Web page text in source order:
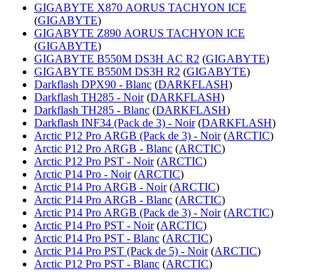
GIGABYTE X870 AORUS TACHYON ICE
(GIGABYTE)
GIGABYTE Z890 AORUS TACHYON ICE
(GIGABYTE)
GIGABYTE B550M DS3H AC R2 (GIGABYTE)
GIGABYTE B550M DS3H R2 (GIGABYTE)
Darkflash DPX90 - Blanc (DARKFLASH)
Darkflash TH285 - Noir (DARKFLASH)
Darkflash TH285 - Blanc (DARKFLASH)
Darkflash INF34 (Pack de 3) - Noir (DARKFLASH)
Arctic P12 Pro ARGB (Pack de 3) - Noir (ARCTIC)
Arctic P12 Pro ARGB - Blanc (ARCTIC)
Arctic P12 Pro PST - Noir (ARCTIC)
Arctic P14 Pro - Noir (ARCTIC)
Arctic P14 Pro ARGB - Noir (ARCTIC)
Arctic P14 Pro ARGB - Blanc (ARCTIC)
Arctic P14 Pro ARGB (Pack de 3) - Noir (ARCTIC)
Arctic P14 Pro PST - Noir (ARCTIC)
Arctic P14 Pro PST - Blanc (ARCTIC)
Arctic P14 Pro PST (Pack de 5) - Noir (ARCTIC)
Arctic P12 Pro PST - Blanc (ARCTIC)